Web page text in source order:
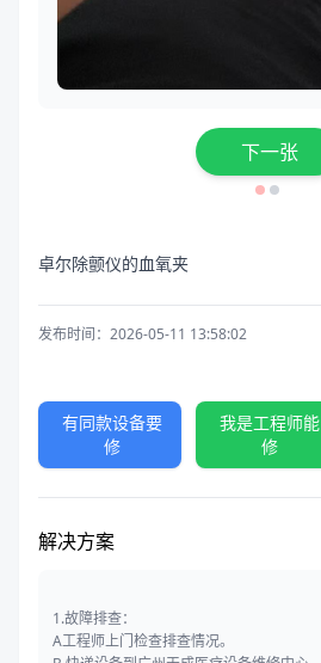
下一张
卓尔除颤仪的血氧夹
发布时间：2026-05-11 13:58:02
有同款设备要
修
我是工程师能
修
解决方案
1.故障排查：
A工程师上门检查排查情况。